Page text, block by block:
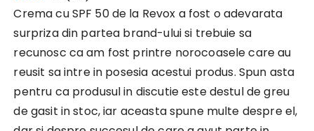
Crema cu SPF 50 de la Revox a fost o adevarata
surpriza din partea brand-ului si trebuie sa
recunosc ca am fost printre norocoasele care au
reusit sa intre in posesia acestui produs. Spun asta
pentru ca produsul in discutie este destul de greu
de gasit in stoc, iar aceasta spune multe despre el,